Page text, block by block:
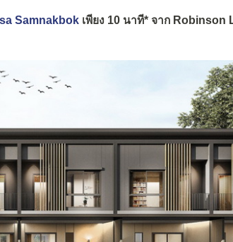
Samnakbok เพียง 10 นาที* จาก Robinson